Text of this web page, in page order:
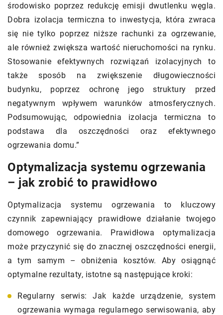
środowisko poprzez redukcję emisji dwutlenku węgla.
Dobra izolacja termiczna to inwestycja, która zwraca
się nie tylko poprzez niższe rachunki za ogrzewanie,
ale również zwiększa wartość nieruchomości na rynku.
Stosowanie efektywnych rozwiązań izolacyjnych to
także sposób na zwiększenie długowieczności
budynku, poprzez ochronę jego struktury przed
negatywnym wpływem warunków atmosferycznych.
Podsumowując, odpowiednia izolacja termiczna to
podstawa dla oszczędności oraz efektywnego
ogrzewania domu.”
Optymalizacja systemu ogrzewania
– jak zrobić to prawidłowo
Optymalizacja systemu ogrzewania to kluczowy
czynnik zapewniający prawidłowe działanie twojego
domowego ogrzewania. Prawidłowa optymalizacja
może przyczynić się do znacznej oszczędności energii,
a tym samym – obniżenia kosztów. Aby osiągnąć
optymalne rezultaty, istotne są następujące kroki:
Regularny serwis: Jak każde urządzenie, system
ogrzewania wymaga regularnego serwisowania, aby